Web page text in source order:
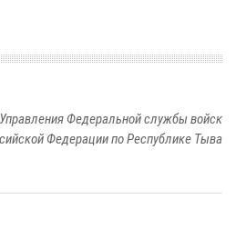
Федеральной службы войск
Федерации по Республике Тыва